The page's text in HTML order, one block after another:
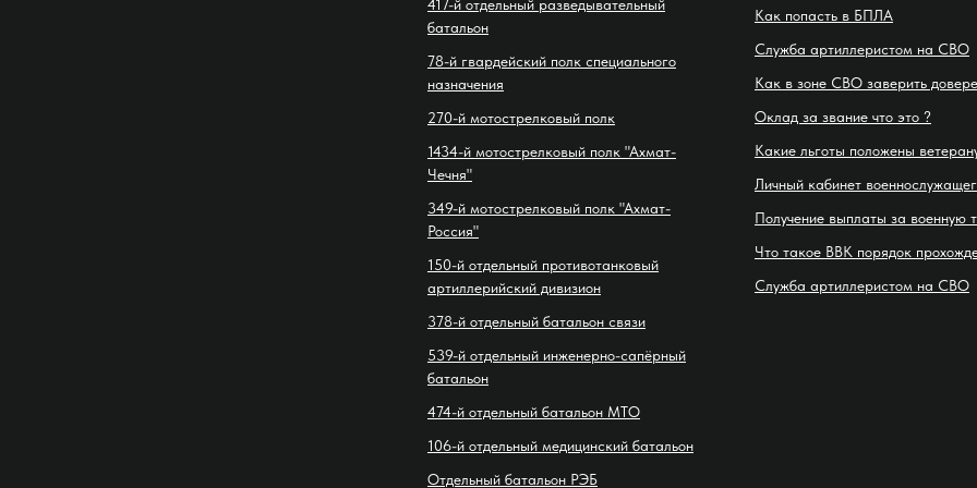
417-й отдельный разведывательный
батальон
78-й гвардейский полк специального
назначения
270-й мотострелковый полк
1434-й мотострелковый полк "Ахмат-
Чечня"
349-й мотострелковый полк "Ахмат-
Россия"
150-й отдельный противотанковый
артиллерийский дивизион
378-й отдельный батальон связи
539-й отдельный инженерно-сапёрный
батальон
474-й отдельный батальон МТО
106-й отдельный медицинский батальон
Отдельный батальон РЭБ
Как попасть в БПЛА
Служба артиллеристом на СВО
Как в зоне СВО заверить
Оклад за звание что это ?
Какие льготы положены
Личный кабинет
Получение выплаты за военную
Что такое ВВК порядок
Служба артиллеристом на СВО